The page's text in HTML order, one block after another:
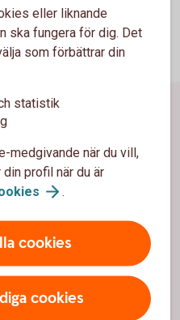
eller liknande
ska fungera för dig. Det
som förbättrar din
statistik
medgivande när du vill,
profil när du är
.
cookies
cookies